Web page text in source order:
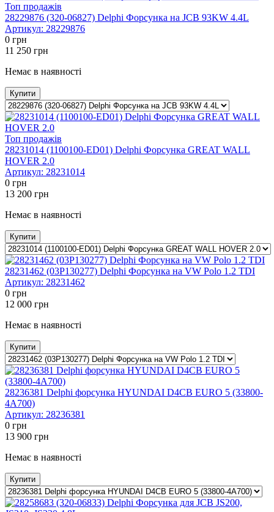
Топ продажів
28229876 (320-06827) Delphi Форсунка на JCB 93KW 4.4L
Артикул: 28229876
0 грн
11 250 грн
Немає в наявності
Купити
Топ продажів
28231014 (1100100-ED01) Delphi Форсунка GREAT WALL
HOVER 2.0
Артикул: 28231014
0 грн
13 200 грн
Немає в наявності
Купити
28231462 (03P130277) Delphi Форсунка на VW Polo 1.2 TDI
Артикул: 28231462
0 грн
12 000 грн
Немає в наявності
Купити
28236381 Delphi форсунка HYUNDAI D4CB EURO 5 (33800-
4A700)
Артикул: 28236381
0 грн
13 900 грн
Немає в наявності
Купити